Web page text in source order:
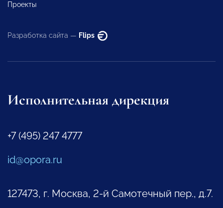
Проекты
Разработка сайта — Flips
Исполнительная дирекция
+7 (495) 247 4777
id@opora.ru
127473, г. Москва, 2-й Самотечный пер., д.7.